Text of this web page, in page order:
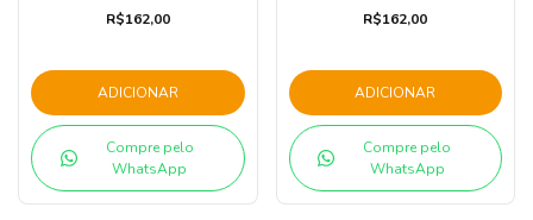
R$162,00
ADICIONAR
Compre pelo
WhatsApp
R$162,00
ADICIONAR
Compre pelo
WhatsApp